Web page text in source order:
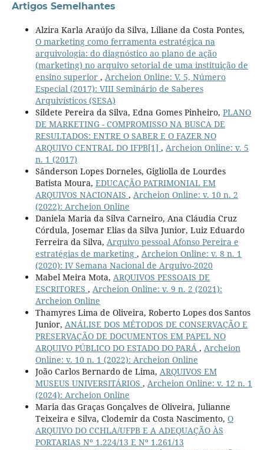
Artigos Semelhantes
Alzira Karla Araújo da Silva, Liliane da Costa Pontes,
O marketing como ferramenta estratégica na
arquivologia: do diagnóstico ao plano de ação
(marketing) no arquivo setorial de uma instituição de
ensino superior , Archeion Online: V. 5, Número
Especial (2017): VIII Seminário de Saberes
Arquivísticos (SESA)
Sildete Pereira da Silva, Edna Gomes Pinheiro, PLANO
DE MARKETING - COMPROMISSO NA BUSCA DE
RESULTADOS: ENTRE O SABER E O FAZER NO
ARQUIVO CENTRAL DO IFPB[1] , Archeion Online: v. 5
n. 1 (2017)
Sânderson Lopes Dorneles, Gigliolla de Lourdes
Batista Moura, EDUCAÇÃO PATRIMONIAL EM
ARQUIVOS NACIONAIS , Archeion Online: v. 10 n. 2
(2022): Archeion Online
Daniela Maria da Silva Carneiro, Ana Cláudia Cruz
Córdula, Josemar Elias da Silva Junior, Luiz Eduardo
Ferreira da Silva, Arquivo pessoal Afonso Pereira e
estratégias de marketing , Archeion Online: v. 8 n. 1
(2020): IV Semana Nacional de Arquivo-2020
Mabel Meira Mota, ARQUIVOS PESSOAIS DE
ESCRITORES , Archeion Online: v. 9 n. 2 (2021):
Archeion Online
Thamyres Lima de Oliveira, Roberto Lopes dos Santos
Junior, ANÁLISE DOS MÉTODOS DE CONSERVAÇÃO E
PRESERVAÇÃO DE DOCUMENTOS EM PAPEL NO
ARQUIVO PÚBLICO DO ESTADO DO PARÁ , Archeion
Online: v. 10 n. 1 (2022): Archeion Online
João Carlos Bernardo de Lima, ARQUIVOS EM
MUSEUS UNIVERSITÁRIOS , Archeion Online: v. 12 n. 1
(2024): Archeion Online
Maria das Graças Gonçalves de Oliveira, Julianne
Teixeira e Silva, Clodemir da Costa Nascimento, O
ARQUIVO DO CCHLA/UFPB E A ADEQUAÇÃO ÀS
PORTARIAS Nº 1.224/13 E Nº 1.261/13